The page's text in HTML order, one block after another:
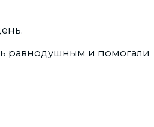
равнодушным и помогали